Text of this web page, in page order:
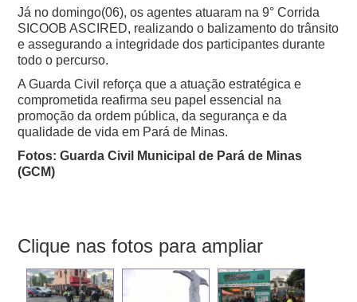
Já no domingo(06), os agentes atuaram na 9° Corrida
SICOOB ASCIRED, realizando o balizamento do trânsito
e assegurando a integridade dos participantes durante
todo o percurso.
A Guarda Civil reforça que a atuação estratégica e
comprometida reafirma seu papel essencial na
promoção da ordem pública, da segurança e da
qualidade de vida em Pará de Minas.
Fotos: Guarda Civil Municipal de Pará de Minas
(GCM)
Clique nas fotos para ampliar